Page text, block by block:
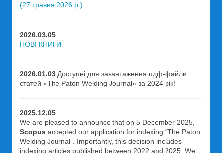
(27 травня 2026 р.)
2026.03.05
НОВІ КНИГИ
2026.01.03 Доступні для завантаження пдф-файли
статей «The Paton Welding Journal» за 2024 рік!
2025.12.05
We are pleased to announce that on 5 December 2025,
Scopus accepted our application for indexing “The Paton
Welding Journal”. Importantly, this decision includes
indexing articles published between 2022 and 2025. We